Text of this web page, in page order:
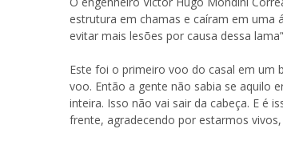
estrutura em chamas e caíram em uma
evitar mais lesões por causa dessa
Este foi o primeiro voo do casal em um
voo. Então a gente não sabia se aquilo
inteira. Isso não vai sair da cabeça. E é
frente, agradecendo por estarmos